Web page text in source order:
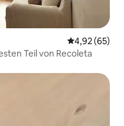
4,92 (65)
Teil von Recoleta